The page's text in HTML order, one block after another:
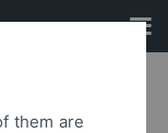
them are